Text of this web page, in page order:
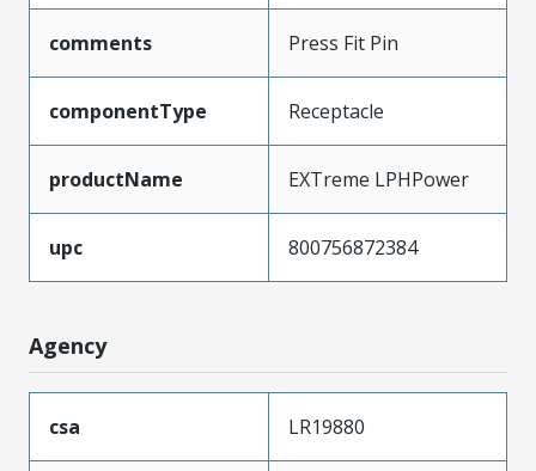
comments Press Fit Pin
componentType Receptacle
productName EXTreme LPHPower
upc 800756872384
Agency
csa LR19880